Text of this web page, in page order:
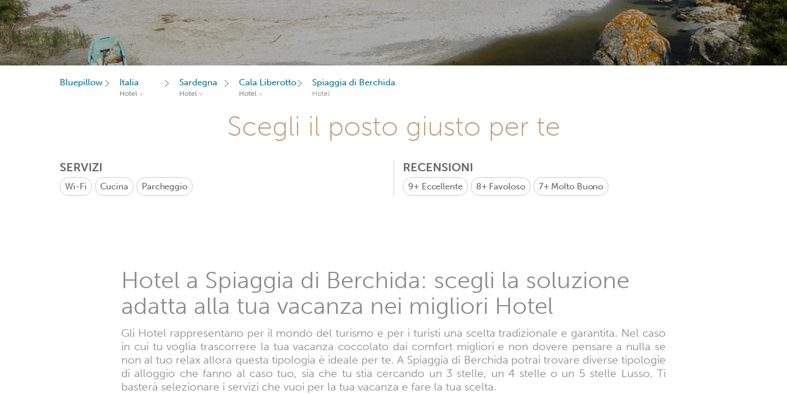
Bluepillow Italia
Hotel
Sardegna
Hotel
Cala Liberotto
Hotel
Spiaggia di Berchida
Hotel
Scegli il posto giusto per te
SERVIZI
Wi-Fi Cucina Parcheggio
RECENSIONI
9+ Eccellente 8+ Favoloso 7+ Molto Buono
Hotel a Spiaggia di Berchida: scegli la soluzione
adatta alla tua vacanza nei migliori Hotel
Gli Hotel rappresentano per il mondo del turismo e per i turisti una scelta tradizionale e garantita. Nel caso
in cui tu voglia trascorrere la tua vacanza coccolato dai comfort migliori e non dovere pensare a nulla se
non al tuo relax allora questa tipologia è ideale per te. A Spiaggia di Berchida potrai trovare diverse tipologie
di alloggio che fanno al caso tuo, sia che tu stia cercando un 3 stelle, un 4 stelle o un 5 stelle Lusso. Ti
basterà selezionare i servizi che vuoi per la tua vacanza e fare la tua scelta.